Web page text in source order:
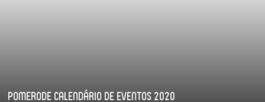
Pomerode Calendário de Eventos 2020